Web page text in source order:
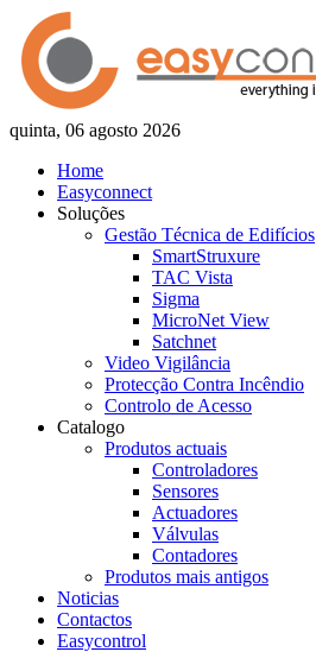
quinta, 06 agosto 2026
Home
Easyconnect
Soluções
Gestão Técnica de Edifícios
SmartStruxure
TAC Vista
Sigma
MicroNet View
Satchnet
Video Vigilância
Protecção Contra Incêndio
Controlo de Acesso
Catalogo
Produtos actuais
Controladores
Sensores
Actuadores
Válvulas
Contadores
Produtos mais antigos
Noticias
Contactos
Easycontrol